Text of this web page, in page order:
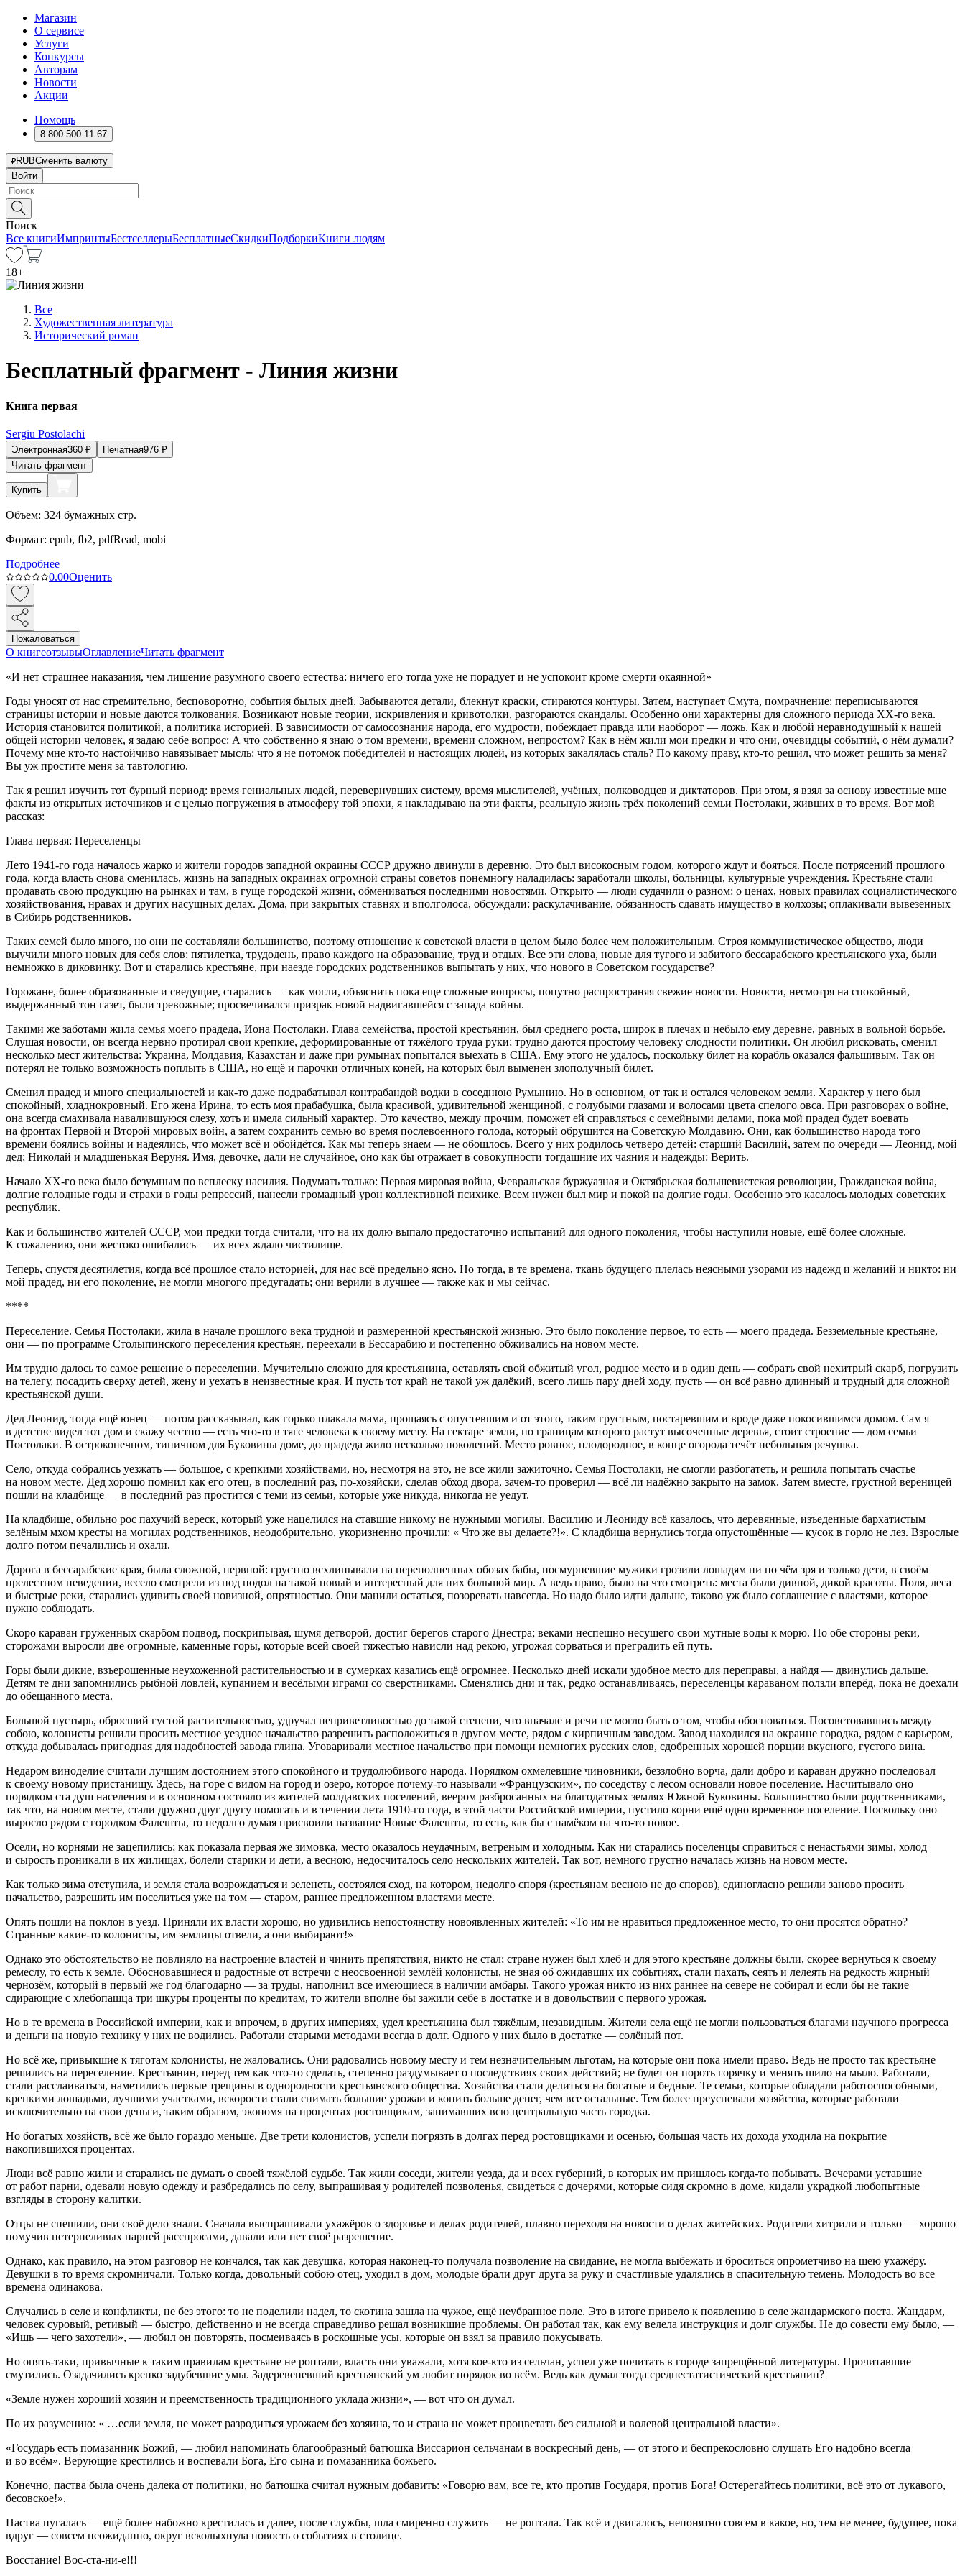
Магазин
О сервисе
Услуги
Конкурсы
Авторам
Новости
Акции
Помощь
8 800 500 11 67
RUBСменить валюту
Войти
Поиск
Все книгиИмпринтыБестселлерыБесплатныеСкидкиПодборкиКниги людям
18+
Все
Художественная литература
Исторический роман
Бесплатный фрагмент - Линия жизни
Книга первая
Sergiu Postolachi
Электронная360 ₽ Печатная976 ₽
Читать фрагмент
Купить
Объем: 324 бумажных стр.
Формат: epub, fb2, pdfRead, mobi
Подробнее
0.00Оценить
Пожаловаться
О книгеотзывыОглавлениеЧитать фрагмент
«И нет страшнее наказания, чем лишение разумного своего естества: ничего его тогда уже не порадует и не успокоит кроме смерти окаянной»
Годы уносят от нас стремительно, бесповоротно, события былых дней. Забываются детали, блекнут краски, стираются контуры. Затем, наступает Смута, помрачнение: переписываются
страницы истории и новые даются толкования. Возникают новые теории, искривления и кривотолки, разгораются скандалы. Особенно они характерны для сложного периода XX-го века.
История становится политикой, а политика историей. В зависимости от самосознания народа, его мудрости, побеждает правда или наоборот — ложь. Как и любой неравнодушный к нашей
общей истории человек, я задаю себе вопрос: А что собственно я знаю о том времени, времени сложном, непростом? Как в нём жили мои предки и что они, очевидцы событий, о нём думали?
Почему мне кто-то настойчиво навязывает мысль: что я не потомок победителей и настоящих людей, из которых закалялась сталь? По какому праву, кто-то решил, что может решить за меня?
Вы уж простите меня за тавтологию.
Так я решил изучить тот бурный период: время гениальных людей, перевернувших систему, время мыслителей, учёных, полководцев и диктаторов. При этом, я взял за основу известные мне
факты из открытых источников и с целью погружения в атмосферу той эпохи, я накладываю на эти факты, реальную жизнь трёх поколений семьи Постолаки, живших в то время. Вот мой
рассказ:
Глава первая: Переселенцы
Лето 1941-го года началось жарко и жители городов западной окраины СССР дружно двинули в деревню. Это был високосным годом, которого ждут и бояться. После потрясений прошлого
года, когда власть снова сменилась, жизнь на западных окраинах огромной страны советов понемногу наладилась: заработали школы, больницы, культурные учреждения. Крестьяне стали
продавать свою продукцию на рынках и там, в гуще городской жизни, обмениваться последними новостями. Открыто — люди судачили о разном: о ценах, новых правилах социалистического
хозяйствования, нравах и других насущных делах. Дома, при закрытых ставнях и вполголоса, обсуждали: раскулачивание, обязанность сдавать имущество в колхозы; оплакивали вывезенных
в Сибирь родственников.
Таких семей было много, но они не составляли большинство, поэтому отношение к советской власти в целом было более чем положительным. Строя коммунистическое общество, люди
выучили много новых для себя слов: пятилетка, трудодень, право каждого на образование, труд и отдых. Все эти слова, новые для тугого и забитого бессарабского крестьянского уха, были
немножко в диковинку. Вот и старались крестьяне, при наезде городских родственников выпытать у них, что нового в Советском государстве?
Горожане, более образованные и сведущие, старались — как могли, объяснить пока еще сложные вопросы, попутно распространяя свежие новости. Новости, несмотря на спокойный,
выдержанный тон газет, были тревожные; просвечивался призрак новой надвигавшейся с запада войны.
Такими же заботами жила семья моего прадеда, Иона Постолаки. Глава семейства, простой крестьянин, был среднего роста, широк в плечах и небыло ему деревне, равных в вольной борьбе.
Слушая новости, он всегда нервно протирал свои крепкие, деформированные от тяжёлого труда руки; трудно даются простому человеку слодности политики. Он любил рисковать, сменил
несколько мест жительства: Украина, Молдавия, Казахстан и даже при румынах попытался выехать в США. Ему этого не удалось, поскольку билет на корабль оказался фальшивым. Так он
потерял не только возможность поплыть в США, но ещё и парочки отличных коней, на которых был выменен злополучный билет.
Сменил прадед и много специальностей и как-то даже подрабатывал контрабандой водки в соседнюю Румынию. Но в основном, от так и остался человеком земли. Характер у него был
спокойный, хладнокровный. Его жена Ирина, то есть моя прабабушка, была красивой, удивительной женщиной, с голубыми глазами и волосами цвета спелого овса. При разговорах о войне,
она всегда смахивала навалившуюся слезу, хоть и имела сильный характер. Это качество, между прочим, поможет ей справляться с семейными делами, пока мой прадед будет воевать
на фронтах Первой и Второй мировых войн, а затем сохранить семью во время послевоенного голода, который обрушится на Советскую Молдавию. Они, как большинство народа того
времени боялись войны и надеялись, что может всё и обойдётся. Как мы теперь знаем — не обошлось. Всего у них родилось четверо детей: старший Василий, затем по очереди — Леонид, мой
дед; Николай и младшенькая Веруня. Имя, девочке, дали не случайное, оно как бы отражает в совокупности тогдашние их чаяния и надежды: Верить.
Начало XX-го века было безумным по всплеску насилия. Подумать только: Первая мировая война, Февральская буржуазная и Октябрьская большевистская революции, Гражданская война,
долгие голодные годы и страхи в годы репрессий, нанесли громадный урон коллективной психике. Всем нужен был мир и покой на долгие годы. Особенно это касалось молодых советских
республик.
Как и большинство жителей СССР, мои предки тогда считали, что на их долю выпало предостаточно испытаний для одного поколения, чтобы наступили новые, ещё более сложные.
К сожалению, они жестоко ошибались — их всех ждало чистилище.
Теперь, спустя десятилетия, когда всё прошлое стало историей, для нас всё предельно ясно. Но тогда, в те времена, ткань будущего плелась неясными узорами из надежд и желаний и никто: ни
мой прадед, ни его поколение, не могли многого предугадать; они верили в лучшее — также как и мы сейчас.
****
Переселение. Семья Постолаки, жила в начале прошлого века трудной и размеренной крестьянской жизнью. Это было поколение первое, то есть — моего прадеда. Безземельные крестьяне,
они — по программе Столыпинского переселения крестьян, переехали в Бессарабию и постепенно обживались на новом месте.
Им трудно далось то самое решение о переселении. Мучительно сложно для крестьянина, оставлять свой обжитый угол, родное место и в один день — собрать свой нехитрый скарб, погрузить
на телегу, посадить сверху детей, жену и уехать в неизвестные края. И пусть тот край не такой уж далёкий, всего лишь пару дней ходу, пусть — он всё равно длинный и трудный для сложной
крестьянской души.
Дед Леонид, тогда ещё юнец — потом рассказывал, как горько плакала мама, прощаясь с опустевшим и от этого, таким грустным, постаревшим и вроде даже покосившимся домом. Сам я
в детстве видел тот дом и скажу честно — есть что-то в тяге человека к своему месту. На гектаре земли, по границам которого растут высоченные деревья, стоит строение — дом семьи
Постолаки. В остроконечном, типичном для Буковины доме, до прадеда жило несколько поколений. Место ровное, плодородное, в конце огорода течёт небольшая речушка.
Село, откуда собрались уезжать — большое, с крепкими хозяйствами, но, несмотря на это, не все жили зажиточно. Семья Постолаки, не смогли разбогатеть, и решила попытать счастье
на новом месте. Дед хорошо помнил как его отец, в последний раз, по-хозяйски, сделав обход двора, зачем-то проверил — всё ли надёжно закрыто на замок. Затем вместе, грустной вереницей
пошли на кладбище — в последний раз простится с теми из семьи, которые уже никуда, никогда не уедут.
На кладбище, обильно рос пахучий вереск, который уже нацелился на ставшие никому не нужными могилы. Василию и Леониду всё казалось, что деревянные, изъеденные бархатистым
зелёным мхом кресты на могилах родственников, неодобрительно, укоризненно прочили: « Что же вы делаете?!». С кладбища вернулись тогда опустошённые — кусок в горло не лез. Взрослые
долго потом печалились и охали.
Дорога в бессарабские края, была сложной, нервной: грустно всхлипывали на переполненных обозах бабы, посмурневшие мужики грозили лошадям ни по чём зря и только дети, в своём
прелестном неведении, весело смотрели из под подол на такой новый и интересный для них большой мир. А ведь право, было на что смотреть: места были дивной, дикой красоты. Поля, леса
и быстрые реки, старались удивить своей новизной, опрятностью. Они манили остаться, позоревать навсегда. Но надо было идти дальше, таково уж было соглашение с властями, которое
нужно соблюдать.
Скоро караван груженных скарбом подвод, поскрипывая, шумя детворой, достиг берегов старого Днестра; веками неспешно несущего свои мутные воды к морю. По обе стороны реки,
сторожами выросли две огромные, каменные горы, которые всей своей тяжестью нависли над рекою, угрожая сорваться и преградить ей путь.
Горы были дикие, взъерошенные неухоженной растительностью и в сумерках казались ещё огромнее. Несколько дней искали удобное место для переправы, а найдя — двинулись дальше.
Детям те дни запомнились рыбной ловлей, купанием и весёлыми играми со сверстниками. Сменялись дни и так, редко останавливаясь, переселенцы караваном ползли вперёд, пока не доехали
до обещанного места.
Большой пустырь, обросший густой растительностью, удручал неприветливостью до такой степени, что вначале и речи не могло быть о том, чтобы обосноваться. Посоветовавшись между
собою, колонисты решили просить местное уездное начальство разрешить расположиться в другом месте, рядом с кирпичным заводом. Завод находился на окраине городка, рядом с карьером,
откуда добывалась пригодная для надобностей завода глина. Уговаривали местное начальство при помощи немногих русских слов, сдобренных хорошей порции вкусного, густого вина.
Недаром виноделие считали лучшим достоянием этого спокойного и трудолюбивого народа. Порядком охмелевшие чиновники, беззлобно ворча, дали добро и караван дружно последовал
к своему новому пристанищу. Здесь, на горе с видом на город и озеро, которое почему-то называли «Французским», по соседству с лесом основали новое поселение. Насчитывало оно
порядком ста душ населения и в основном состояло из жителей молдавских поселений, веером разбросанных на благодатных землях Южной Буковины. Большинство были родственниками,
так что, на новом месте, стали дружно друг другу помогать и в течении лета 1910-го года, в этой части Российской империи, пустило корни ещё одно временное поселение. Поскольку оно
выросло рядом с городком Фалешты, то недолго думая присвоили название Новые Фалешты, то есть, как бы с намёком на что-то новое.
Осели, но корнями не зацепились; как показала первая же зимовка, место оказалось неудачным, ветреным и холодным. Как ни старались поселенцы справиться с ненастьями зимы, холод
и сырость проникали в их жилищах, болели старики и дети, а весною, недосчиталось село нескольких жителей. Так вот, немного грустно началась жизнь на новом месте.
Как только зима отступила, и земля стала возрождаться и зеленеть, состоялся сход, на котором, недолго споря (крестьянам весною не до споров), единогласно решили заново просить
начальство, разрешить им поселиться уже на том — старом, раннее предложенном властями месте.
Опять пошли на поклон в уезд. Приняли их власти хорошо, но удивились непостоянству новоявленных жителей: «То им не нравиться предложенное место, то они просятся обратно?
Странные какие-то колонисты, им землицы отвели, а они выбирают!»
Однако это обстоятельство не повлияло на настроение властей и чинить препятствия, никто не стал; стране нужен был хлеб и для этого крестьяне должны были, скорее вернуться к своему
ремеслу, то есть к земле. Обосновавшиеся и радостные от встречи с неосвоенной землёй колонисты, не зная об ожидавших их событиях, стали пахать, сеять и лелеять на редкость жирный
чернозём, который в первый же год благодарно — за труды, наполнил все имеющиеся в наличии амбары. Такого урожая никто из них раннее на севере не собирал и если бы не такие
сдирающие с хлебопашца три шкуры проценты по кредитам, то жители вполне бы зажили себе в достатке и в довольствии с первого урожая.
Но в те времена в Российской империи, как и впрочем, в других империях, удел крестьянина был тяжёлым, незавидным. Жители села ещё не могли пользоваться благами научного прогресса
и деньги на новую технику у них не водились. Работали старыми методами всегда в долг. Одного у них было в достатке — солёный пот.
Но всё же, привыкшие к тяготам колонисты, не жаловались. Они радовались новому месту и тем незначительным льготам, на которые они пока имели право. Ведь не просто так крестьяне
решились на переселение. Крестьянин, перед тем как что-то сделать, степенно раздумывает о последствиях своих действий; не будет он пороть горячку и менять шило на мыло. Работали,
стали расслаиваться, наметились первые трещины в однородности крестьянского общества. Хозяйства стали делиться на богатые и бедные. Те семьи, которые обладали работоспособными,
крепкими лошадьми, лучшими участками, вскорости стали снимать большие урожаи и копить больше денег, чем все остальные. Тем более преуспевали хозяйства, которые работали
исключительно на свои деньги, таким образом, экономя на процентах ростовщикам, занимавших всю центральную часть городка.
Но богатых хозяйств, всё же было гораздо меньше. Две трети колонистов, успели погрязть в долгах перед ростовщиками и осенью, большая часть их дохода уходила на покрытие
накопившихся процентах.
Люди всё равно жили и старались не думать о своей тяжёлой судьбе. Так жили соседи, жители уезда, да и всех губерний, в которых им пришлось когда-то побывать. Вечерами уставшие
от работ парни, одевали новую одежду и разбредались по селу, выпрашивая у родителей позволенья, свидеться с дочерями, которые сидя скромно в доме, кидали украдкой любопытные
взгляды в сторону калитки.
Отцы не спешили, они своё дело знали. Сначала выспрашивали ухажёров о здоровье и делах родителей, плавно переходя на новости о делах житейских. Родители хитрили и только — хорошо
помучив нетерпеливых парней расспросами, давали или нет своё разрешение.
Однако, как правило, на этом разговор не кончался, так как девушка, которая наконец-то получала позволение на свидание, не могла выбежать и броситься опрометчиво на шею ухажёру.
Девушки в то время скромничали. Только когда, довольный собою отец, уходил в дом, молодые брали друг друга за руку и счастливые удалялись в спасительную темень. Молодость во все
времена одинакова.
Случались в селе и конфликты, не без этого: то не поделили надел, то скотина зашла на чужое, ещё неубранное поле. Это в итоге привело к появлению в селе жандармского поста. Жандарм,
человек суровый, ретивый — быстро, действенно и не всегда справедливо решал возникшие проблемы. Он работал так, как ему велела инструкция и долг службы. Не до совести ему было, —
«Ишь — чего захотели», — любил он повторять, посмеиваясь в роскошные усы, которые он взял за правило покусывать.
Но опять-таки, привычные к таким правилам крестьяне не роптали, власть они уважали, хотя кое-кто из сельчан, успел уже почитать в городе запрещённой литературы. Прочитавшие
смутились. Озадачились крепко задубевшие умы. Задеревеневший крестьянский ум любит порядок во всём. Ведь как думал тогда среднестатистический крестьянин?
«Земле нужен хороший хозяин и преемственность традиционного уклада жизни», — вот что он думал.
По их разумению: « …если земля, не может разродиться урожаем без хозяина, то и страна не может процветать без сильной и волевой центральной власти».
«Государь есть помазанник Божий, — любил напоминать благообразный батюшка Виссарион сельчанам в воскресный день, — от этого и беспрекословно слушать Его надобно всегда
и во всём». Верующие крестились и воспевали Бога, Его сына и помазанника божьего.
Конечно, паства была очень далека от политики, но батюшка считал нужным добавить: «Говорю вам, все те, кто против Государя, против Бога! Остерегайтесь политики, всё это от лукавого,
бесовское!».
Паства пугалась — ещё более набожно крестилась и далее, после службы, шла смиренно служить — не роптала. Так всё и двигалось, непонятно совсем в какое, но, тем не менее, будущее, пока
вдруг — совсем неожиданно, округ всколыхнула новость о событиях в столице.
Восстание! Вос-ста-ни-е!!!